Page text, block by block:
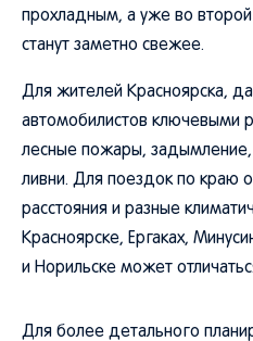
прохладным, а уже во второй
станут заметно свежее.
Для жителей Красноярска,
автомобилистов ключевыми
лесные пожары, задымление,
ливни. Для поездок по краю
расстояния и разные
Красноярске, Ергаках,
и Норильске может
Для более детального